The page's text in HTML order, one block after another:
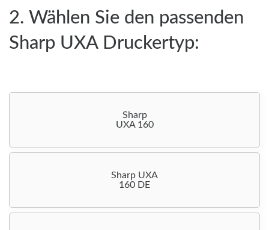
2. Wählen Sie den passenden
Sharp UXA Druckertyp:
Sharp
UXA 160
Sharp UXA
160 DE